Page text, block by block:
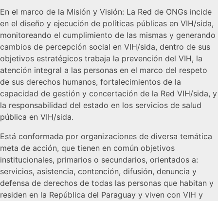
En el marco de la Misión y Visión: La Red de ONGs incide
en el diseño y ejecución de políticas públicas en VIH/sida,
monitoreando el cumplimiento de las mismas y generando
cambios de percepción social en VIH/sida, dentro de sus
objetivos estratégicos trabaja la prevención del VIH, la
atención integral a las personas en el marco del respeto
de sus derechos humanos, fortalecimientos de la
capacidad de gestión y concertación de la Red VIH/sida, y
la responsabilidad del estado en los servicios de salud
pública en VIH/sida.
Está conformada por organizaciones de diversa temática
meta de acción, que tienen en común objetivos
institucionales, primarios o secundarios, orientados a:
servicios, asistencia, contención, difusión, denuncia y
defensa de derechos de todas las personas que habitan y
residen en la República del Paraguay y viven con VIH y